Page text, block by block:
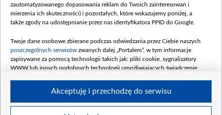
Dofinansowanie 900 000 000,00 PLN
Data podpisania umowy: LUTY 2026 (wpłata
kwiecień 180 mln, 7 maja 180 mln, 8
czerwca 90 mln)
Dofinansowanie 250 000 000,00 PLN
4 sierpnia 250 mln
zautomatyzowanego dopasowania reklam do Twoich zainteresowań i
mierzenia ich skuteczności) i pozostałych, które wskazujemy poniżej, a
także zgody na udostępnianie przez nas identyfikatora PPID do Google.
Twoje dane osobowe zbierane podczas odwiedzania przez Ciebie naszych
poszczególnych serwisów zwanych dalej „Portalem”, w tym informacje
zapisywane za pomocą technologii takich jak: pliki cookie, sygnalizatory
WWW lub innych podobnych technologii umożliwiających świadczenie
Twoje dane osobowe zbierane podczas odwiedzania przez Ciebie
Akceptuję i przechodzę do serwisu